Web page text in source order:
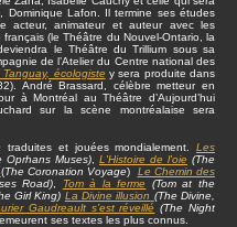
Dominique Lafon. Il termine ses études
acteur, animateur et auteur avec les
(le Théâtre du Nouvel-Ontario, la
le Théâtre du Trillium sous sa
de l’Atelier du Centre national des
écologiste y sera produite dans
André Brassard, célèbre metteur en
à Montréal au Théâtre d’Aujourd’hui
sur la scène montréalaise sera
et jouées mondialement. Les
Oprhans Muses) L'Histoire de l'oie (The
(The Coronation Voyage) Le Chemin des
Road) Tom à la ferme
(Tom at the
Girl King) La Divine illusion (The Divine,
Gaudreault s’est réveillé (The Night
ses textes les plus connus.